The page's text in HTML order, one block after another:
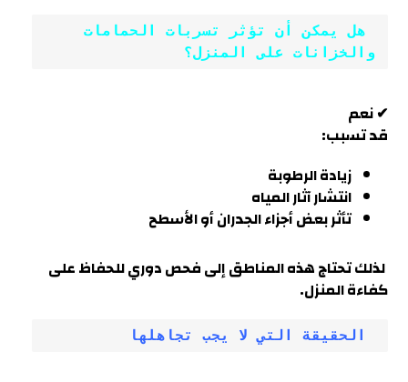
والخزانات على المنزل؟
✔ نعم
قد تسبب:
زيادة الرطوبة
انتشار آثار المياه
تأثر بعض أجزاء الجدران أو الأسطح
لذلك تحتاج هذه المناطق إلى فحص دوري للحفاظ على
كفاءة المنزل.
الحقيقة التي لا يجب تجاهلها